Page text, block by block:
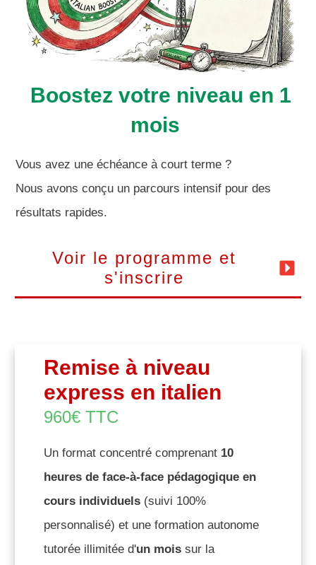
Boostez votre niveau en 1
mois
Vous avez une échéance à court terme ?
Nous avons conçu un parcours intensif pour des
résultats rapides.
Voir le programme et
s'inscrire
Remise à niveau
express en italien
960€ TTC
Un format concentré comprenant 10
heures de face-à-face pédagogique en
cours individuels (suivi 100%
personnalisé) et une formation autonome
tutorée illimitée d'un mois sur la